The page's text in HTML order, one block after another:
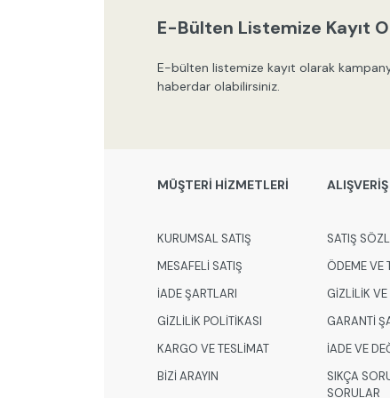
E-Bülten Listemize Kayıt
E-bülten listemize kayıt olarak
haberdar olabilirsiniz.
MÜŞTERİ HİZMETLERİ
KURUMSAL SATIŞ
MESAFELİ SATIŞ
İADE ŞARTLARI
GİZLİLİK POLİTİKASI
KARGO VE TESLİMAT
BİZİ ARAYIN
ALIŞVERİŞ
SATIŞ
ÖDEME VE
GİZLİLİK
GARANTİ
İADE VE
SIKÇA
SORULAR